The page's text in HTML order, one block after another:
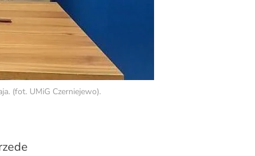
(fot. UMiG Czerniejewo).